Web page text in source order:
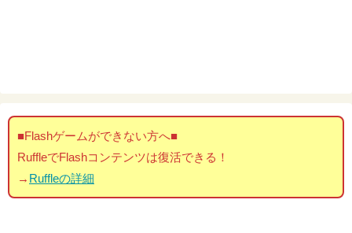
■Flashゲームができない方へ■
RuffleでFlashコンテンツは復活できる！
→ Ruffleの詳細